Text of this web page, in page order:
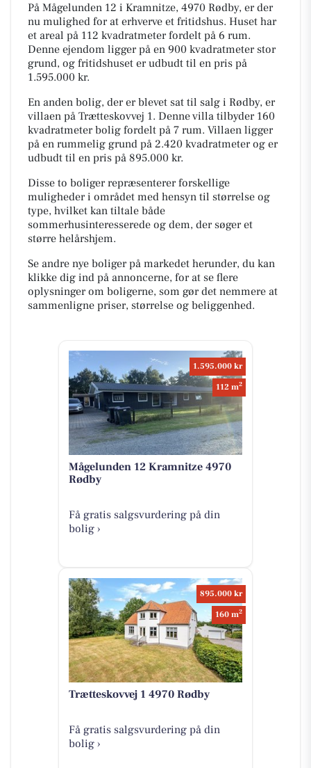
På Mågelunden 12 i Kramnitze, 4970 Rødby, er der
nu mulighed for at erhverve et fritidshus. Huset har
et areal på 112 kvadratmeter fordelt på 6 rum.
Denne ejendom ligger på en 900 kvadratmeter stor
grund, og fritidshuset er udbudt til en pris på
1.595.000 kr.
En anden bolig, der er blevet sat til salg i Rødby, er
villaen på Trætteskovvej 1. Denne villa tilbyder 160
kvadratmeter bolig fordelt på 7 rum. Villaen ligger
på en rummelig grund på 2.420 kvadratmeter og er
udbudt til en pris på 895.000 kr.
Disse to boliger repræsenterer forskellige
muligheder i området med hensyn til størrelse og
type, hvilket kan tiltale både
sommerhusinteresserede og dem, der søger et
større helårshjem.
Se andre nye boliger på markedet herunder, du kan
klikke dig ind på annoncerne, for at se flere
oplysninger om boligerne, som gør det nemmere at
sammenligne priser, størrelse og beliggenhed.
1.595.000 kr
112 m2
Mågelunden 12 Kramnitze 4970
Rødby
Få gratis salgsvurdering på din
bolig ›
895.000 kr
160 m2
Trætteskovvej 1 4970 Rødby
Få gratis salgsvurdering på din
bolig ›